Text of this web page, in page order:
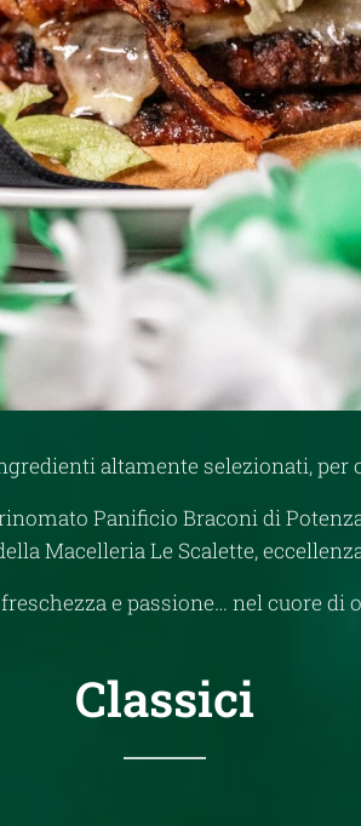
altamente selezionati,
Panificio Braconi di
Macelleria Le Scalette,
freschezza e passione… nel cuore di
Classici